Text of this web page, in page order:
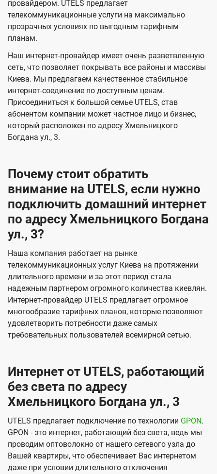
s
и
д
е
н
и
я
д
е
и
я
провайдером. UTELS предлагает
телекоммуникационные услуги на максимально
прозрачных условиях по выгодным тарифным
планам.
Наш интернет-провайдер имеет очень разветвленную
сеть, что позволяет покрывать все районы и массивы
Киева. Мы предлагаем качественное стабильное
интернет-соединение по доступным ценам.
Присоединиться к большой семье UTELS, став
абонентом компании может частное лицо и бизнес,
который расположен по адресу Хмельницкого
Богдана ул., 3.
Почему стоит обратить
внимание на UTELS, если нужно
подключить домашний интернет
по адресу Хмельницкого Богдана
ул., 3?
Наша компания работает на рынке
телекоммуникационных услуг Киева на протяжении
длительного времени и за этот период стала
надежным партнером огромного количества киевлян.
Интернет-провайдер UTELS предлагает огромное
многообразие тарифных планов, которые позволяют
удовлетворить потребности даже самых
требовательных пользователей всемирной сетью.
Интернет от UTELS, работающий
без света по адресу
Хмельницкого Богдана ул., 3
UTELS предлагает подключение по технологии GPON.
GPON - это интернет, работающий без света, ведь мы
проводим оптоволокно от нашего сетевого узла до
Вашей квартиры, что обеспечивает Вас интернетом
даже при условии длительного отключения